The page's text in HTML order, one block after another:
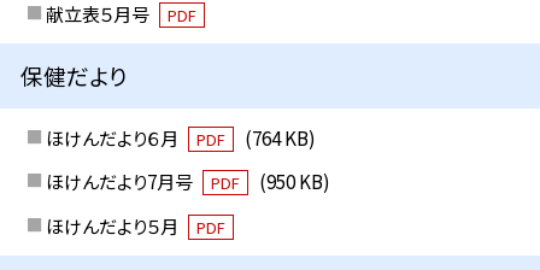
献立表５月号
PDF
保健だより
ほけんだより６月 PDF
(764 KB)
ほけんだより7月号
PDF
(950 KB)
ほけんだより５月
PDF